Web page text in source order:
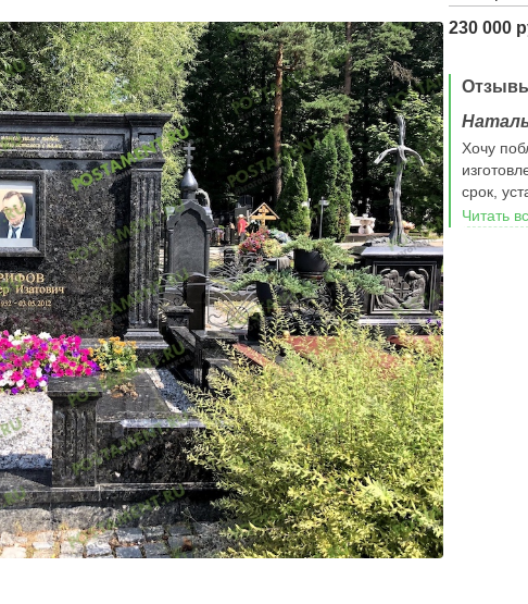
230 000
Надежда
30 августа 2025 г.в деревне Полтево ваша фирма
произвела работы по установке ограды и укладке
плитки с бордюром. Работу выполнили Ткачик
Владимир Николанвич и Завьялов Сергей. Во время
работы мастера проявили профессионализм,
смекалку, творческий подход, дали полезные
советы.работу выполнили в срок без задержек.
Показали себя как любящие свою работу и людей
для которых выполнили заказ. Выражаем им
благодарность и просим руководство отметить
грамотную работу своих мастеров. Будем
рекомендовать вашу фирму.
Читать все отзывы
Хочу
срок,
Читать